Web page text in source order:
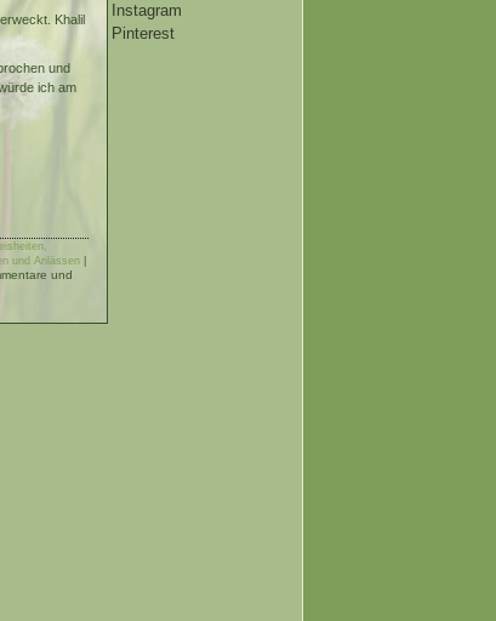
Instagram
Pinterest
Khalil
und
ich am
und Anlässen
und